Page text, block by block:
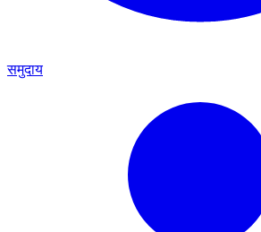
समुदाय